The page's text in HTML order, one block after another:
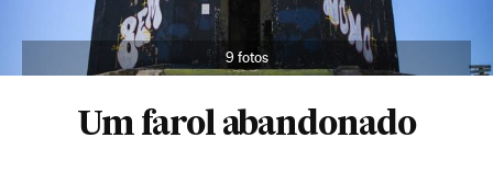
9 fotos
Um farol abandonado